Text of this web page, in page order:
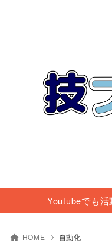
Youtubeでも活
HOME 自動化